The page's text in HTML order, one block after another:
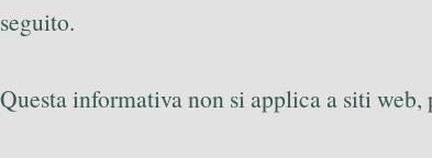
seguito.
Questa informativa non si applica a siti